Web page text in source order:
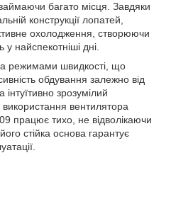
багато місця. Завдяки
конструкції лопатей,
охолодження, створюючи
у найспекотніші дні.
режимами швидкості, що
обдування залежно від
зрозумілий
вентилятора
працює тихо, не відволікаючи
стійка основа гарантує